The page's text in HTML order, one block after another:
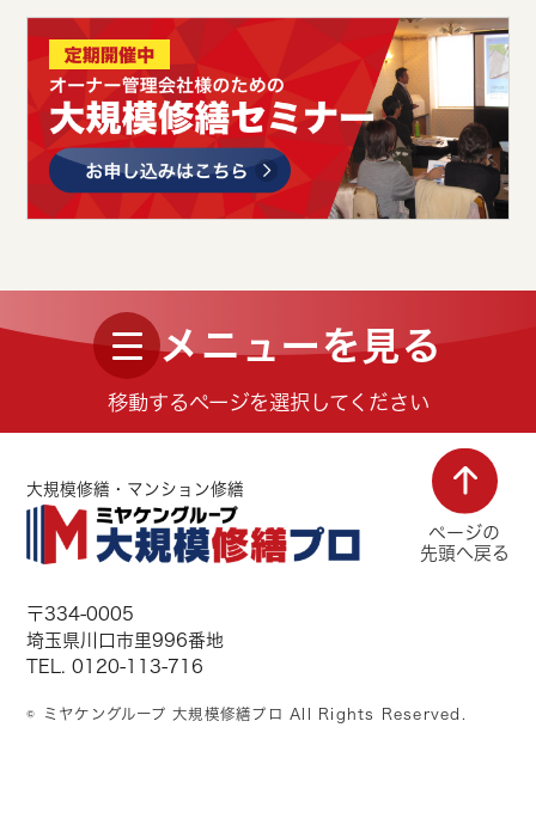
メニューを見る
移動するページを選択してください
ページの
先頭へ戻る
大規模修繕・マンション修繕
〒334-0005
埼玉県川口市里996番地
TEL. 0120-113-716
© ミヤケングループ 大規模修繕プロ All Rights Reserved.